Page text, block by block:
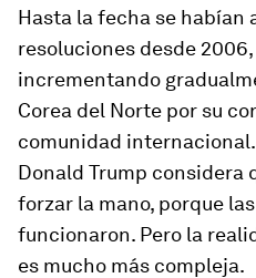
Hasta la fecha se habían
resoluciones desde
incrementando
Corea del Norte por su
comunidad
Donald Trump considera
forzar la mano, porque
funcionaron. Pero la
es mucho más compleja.